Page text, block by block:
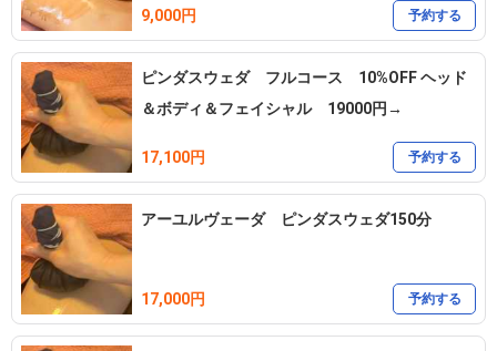
9,000円 予約する
ピンダスウェダ フルコース 10%OFF ヘッド
＆ボディ＆フェイシャル 19000円→
17,100円 予約する
アーユルヴェーダ ピンダスウェダ150分
17,000円 予約する